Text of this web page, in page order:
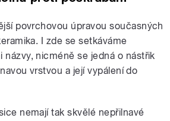
povrchovou úpravou současných
I zde se setkáváme
názvy, nicméně se jedná o nástřik
vrstvou a její vypálení do
nemají tak skvělé nepřilnavé